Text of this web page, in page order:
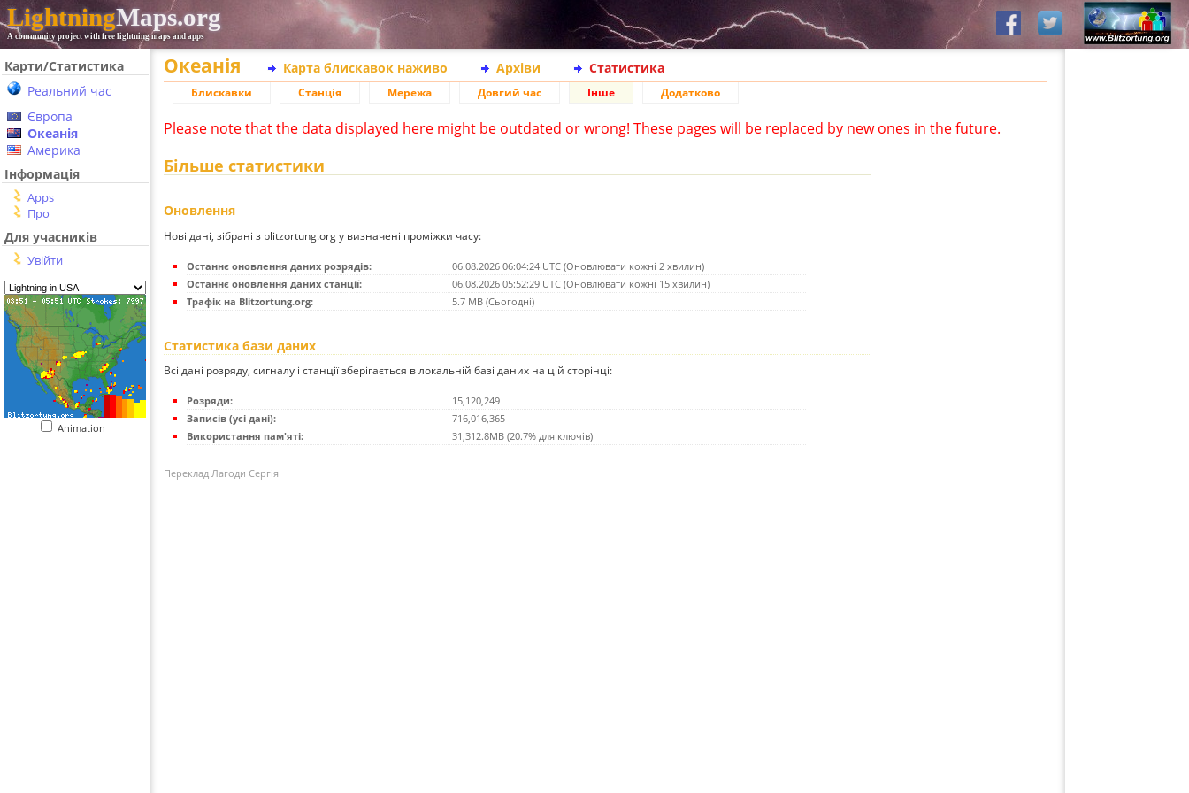
LightningMaps.org
A community project with free lightning maps and apps
Карти/Статистика
Реальний час
Європа
Океанія
Америка
Інформація
Apps
Про
Для учасників
Увійти
Animation
Океанія Карта блискавок наживо Архіви Статистика
Блискавки Станція Мережа Довгий час Інше Додатково
Please note that the data displayed here might be outdated or wrong! These pages will be replaced by new ones in the future.
Більше статистики
Оновлення
Нові дані, зібрані з blitzortung.org у визначені проміжки часу:
Останнє оновлення даних розрядів:
06.08.2026 06:04:24 UTC (Оновлювати кожні 2 хвилин)
Останнє оновлення даних станції:
06.08.2026 05:52:29 UTC (Оновлювати кожні 15 хвилин)
Трафік на Blitzortung.org:
5.7 MB (Сьогодні)
Статистика бази даних
Всі дані розряду, сигналу і станції зберігається в локальній базі даних на цій сторінці:
Розряди:
15,120,249
Записів (усі дані):
716,016,365
Використання пам'яті:
31,312.8MB (20.7% для ключів)
Переклад Лагоди Сергія